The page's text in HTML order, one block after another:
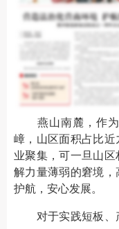
燕山南麓，作为
嶂，山区面积占比
业聚集，可一旦山
解力量薄弱的窘境
护航，安心发展。
对于实践短板、